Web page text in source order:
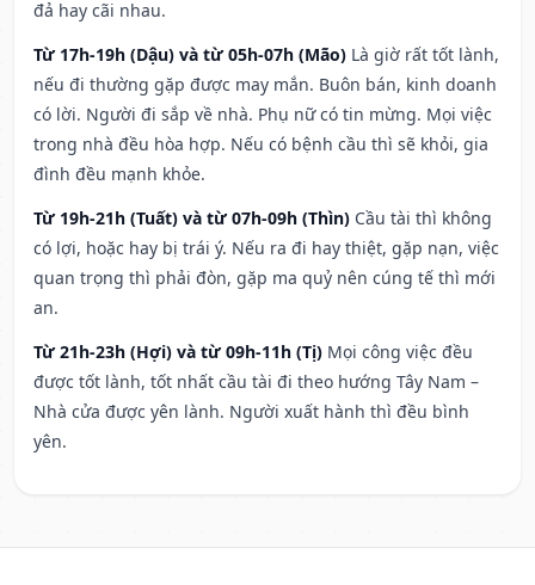
đả hay cãi nhau.
Từ 17h-19h (Dậu) và từ 05h-07h (Mão) Là giờ rất tốt lành,
nếu đi thường gặp được may mắn. Buôn bán, kinh doanh
có lời. Người đi sắp về nhà. Phụ nữ có tin mừng. Mọi việc
trong nhà đều hòa hợp. Nếu có bệnh cầu thì sẽ khỏi, gia
đình đều mạnh khỏe.
Từ 19h-21h (Tuất) và từ 07h-09h (Thìn) Cầu tài thì không
có lợi, hoặc hay bị trái ý. Nếu ra đi hay thiệt, gặp nạn, việc
quan trọng thì phải đòn, gặp ma quỷ nên cúng tế thì mới
an.
Từ 21h-23h (Hợi) và từ 09h-11h (Tị) Mọi công việc đều
được tốt lành, tốt nhất cầu tài đi theo hướng Tây Nam –
Nhà cửa được yên lành. Người xuất hành thì đều bình
yên.